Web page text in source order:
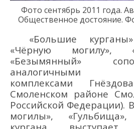
Фото сентябрь 2011 года.
Общественное достояние.
«Большие
«Чёрную могилу»,
«Безымянный»
аналогичными
комплексами
Смоленском районе
Российской Федерации).
могилы», «Гульбища»,